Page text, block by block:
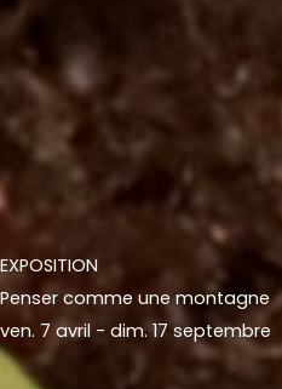
EXPOSITION
Penser comme une montagne
ven. 7 avril - dim. 17 septembre